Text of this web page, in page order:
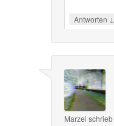
Antworten ↓
Marzel schrieb